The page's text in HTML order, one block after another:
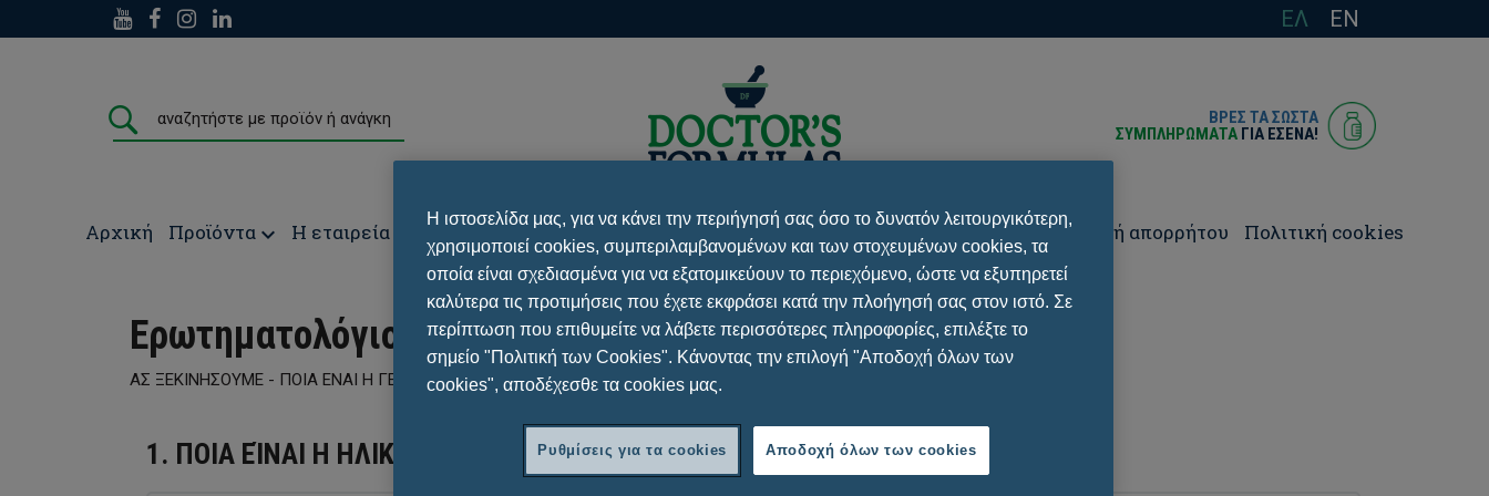
ΕΛ EN
ΒΡΕΣ ΤΑ ΣΩΣΤΑ
ΣΥΜΠΛΗΡΩΜΑΤΑΓΙΑ ΕΣΈΝΑ!
Αρχική Προϊόντα Η εταιρεία Media Συμμετοχές / Συνέδρια Νέα / Δημοσιεύσεις Επικοινωνία Πολιτική απορρήτου Πολιτική cookies
Ερωτηματολόγιο
ΑΣ ΞΕΚΙΝΗΣΟΥΜΕ - ΠΟΙΑ ΕΝΑΙ Η ΓΕΝΙΚΗ ΚΑΤΑΣΤΑΣΗ ΤΗΣ ΥΓΕΙΑΣ ΣΑΣ ?
1. ΠΟΙΑ ΕΊΝΑΙ Η ΗΛΙΚΙΑ ΣΑΣ?
Η ιστοσελίδα μας, για να κάνει την περιήγησή σας όσο το δυνατόν λειτουργικότερη,
χρησιμοποιεί cookies, συμπεριλαμβανομένων και των στοχευμένων cookies, τα
οποία είναι σχεδιασμένα για να εξατομικεύουν το περιεχόμενο, ώστε να εξυπηρετεί
καλύτερα τις προτιμήσεις που έχετε εκφράσει κατά την πλοήγησή σας στον ιστό. Σε
περίπτωση που επιθυμείτε να λάβετε περισσότερες πληροφορίες, επιλέξτε το
σημείο "Πολιτική των Cookies". Κάνοντας την επιλογή "Αποδοχή όλων των
cookies", αποδέχεσθε τα cookies μας.
Αποδοχή όλων των cookies
Ρυθμίσεις για τα cookies